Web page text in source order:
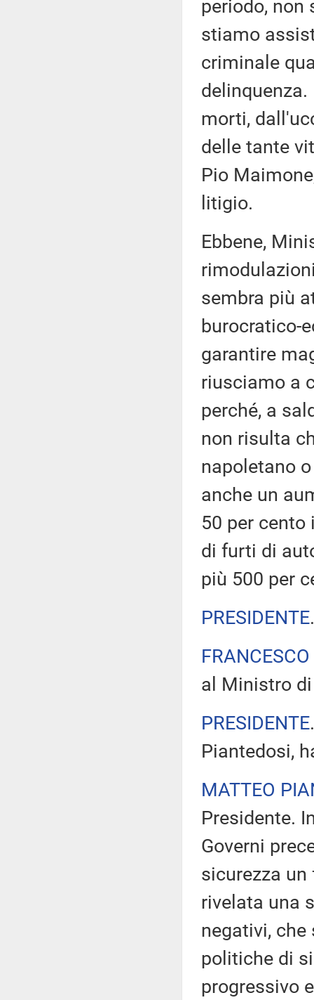
periodo, non
stiamo
criminale
morti,
delle tante
Pio
litigio.
Ebbene,
sembra più
burocratico-
garantire
riusciamo a
perché, a
non risulta
napoletano
anche un
50 per
di furti di
più 500 per
PRESIDENTE
al Ministro
PRESIDENTE
Piantedosi,
MATTEO
Presidente.
Governi
sicurezza
rivelata una
negativi,
politiche di
progressivo